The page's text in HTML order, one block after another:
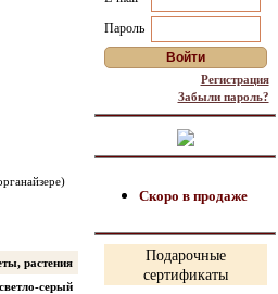
растения
серый
Пароль
Регистрация
Забыли пароль?
Скоро в продаже
Подарочные
сертификаты